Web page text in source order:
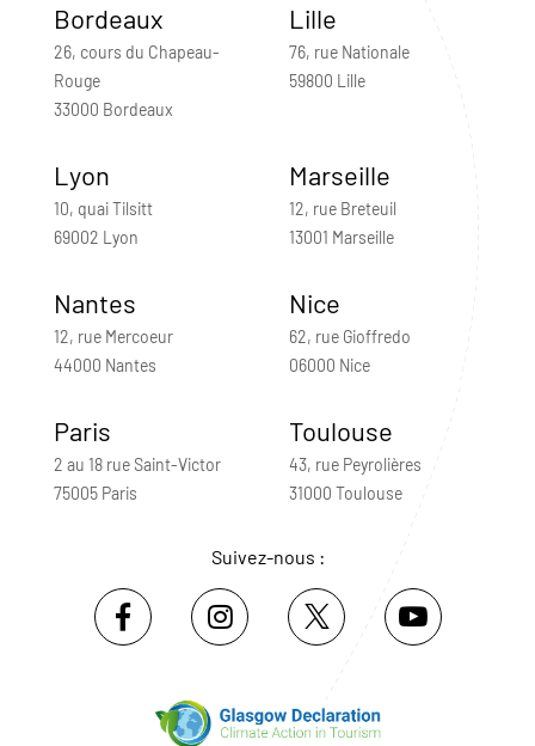
Bordeaux
26, cours du Chapeau-
Rouge
33000 Bordeaux
Lille
76, rue Nationale
59800 Lille
Lyon
10, quai Tilsitt
69002 Lyon
Marseille
12, rue Breteuil
13001 Marseille
Nantes
12, rue Mercoeur
44000 Nantes
Nice
62, rue Gioffredo
06000 Nice
Paris
2 au 18 rue Saint-Victor
75005 Paris
Toulouse
43, rue Peyrolières
31000 Toulouse
Suivez-nous :